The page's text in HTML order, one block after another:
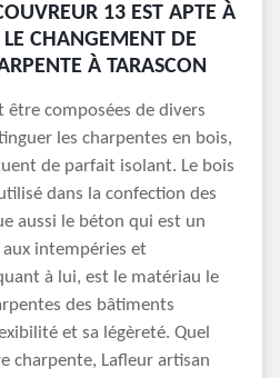
13 EST APTE À
CHANGEMENT DE
À TARASCON
être composées de divers
les charpentes en bois,
de parfait isolant. Le bois
dans la confection des
aussi le béton qui est un
intempéries et
à lui, est le matériau le
des bâtiments
et sa légèreté. Quel
charpente, Lafleur artisan